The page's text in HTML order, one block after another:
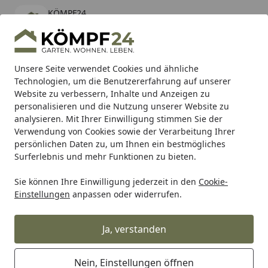
Unsere Seite verwendet Cookies und ähnliche
Technologien, um die Benutzererfahrung auf unserer
Website zu verbessern, Inhalte und Anzeigen zu
personalisieren und die Nutzung unserer Website zu
analysieren. Mit Ihrer Einwilligung stimmen Sie der
Verwendung von Cookies sowie der Verarbeitung Ihrer
persönlichen Daten zu, um Ihnen ein bestmögliches
Surferlebnis und mehr Funktionen zu bieten.
Sie können Ihre Einwilligung jederzeit in den Cookie-
Einstellungen anpassen oder widerrufen.
Ja, verstanden
Nein, Einstellungen öffnen
KÖMPF24
kostenlos - Im App Store
Hotline
Alle Produkte
Mein Konto
Suchen
Karibu Pools inkl. gratis Sandfilteranlage & Pool-
Starterset (Gesamtwert bis 468,99€)
Startseite
Broszio
Broszio